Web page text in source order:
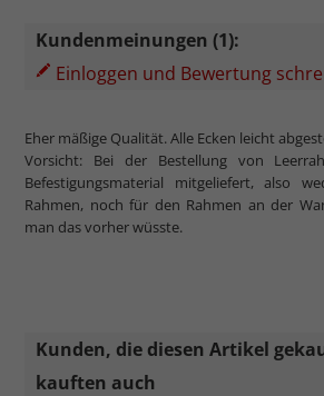
Kundenmeinungen (1):
Einloggen und Bewertung
Eher mäßige Qualität. Alle Ecken leicht
Vorsicht: Bei der Bestellung von
Befestigungsmaterial mitgeliefert, also
Rahmen, noch für den Rahmen an der
man das vorher wüsste.
Kunden, die diesen Artikel
kauften auch